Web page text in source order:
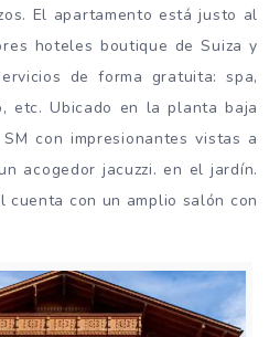
El apartamento está justo al
hoteles boutique de Suiza y
de forma gratuita: spa,
etc. Ubicado en la planta baja
con impresionantes vistas a
acogedor jacuzzi. en el jardín.
cuenta con un amplio salón con